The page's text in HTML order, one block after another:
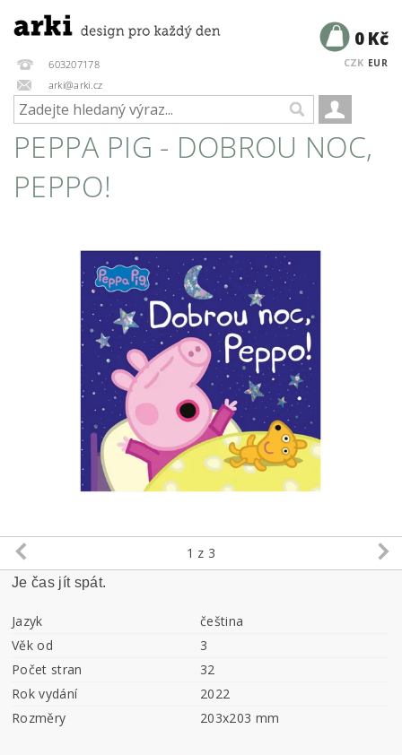
603207178
arki@arki.cz
CZK EUR
0 Kč
PEPPA PIG - DOBROU NOC,
PEPPO!
1 z 3
Je čas jít spát.
Jazyk
čeština
Věk od
3
Počet stran
32
Rok vydání
2022
Rozměry
203x203 mm